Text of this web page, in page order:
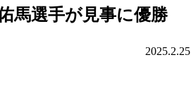
馬選手が見事に優勝
2025.2.25